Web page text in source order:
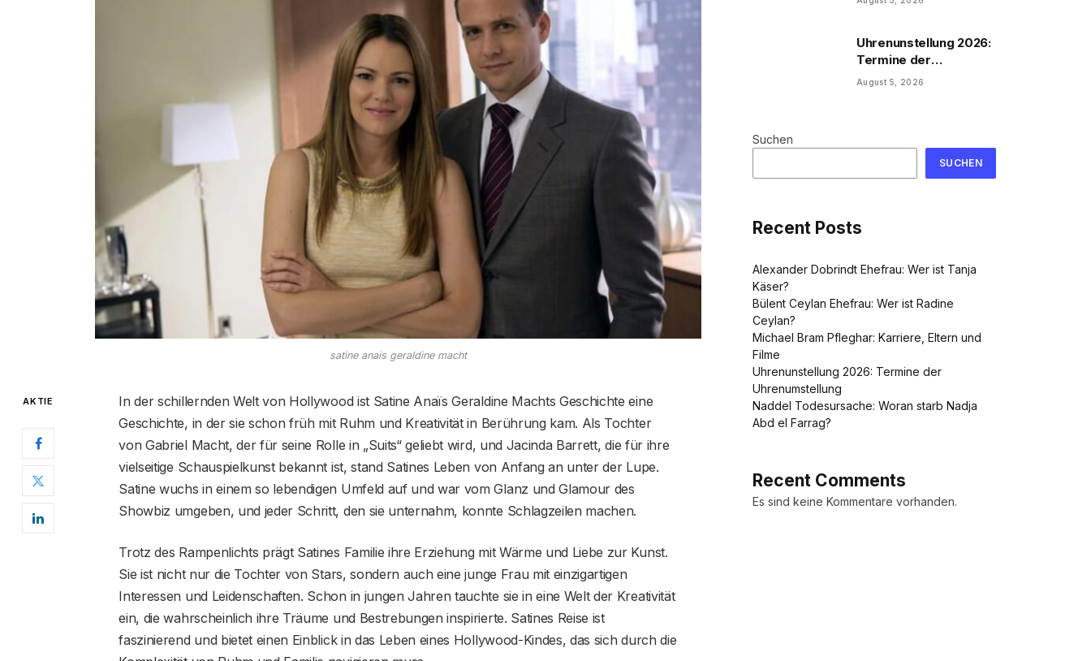
satine anais geraldine macht
AKTIE
In der schillernden Welt von Hollywood ist Satine Anaïs Geraldine Machts Geschichte eine
Geschichte, in der sie schon früh mit Ruhm und Kreativität in Berührung kam. Als Tochter
von Gabriel Macht, der für seine Rolle in „Suits“ geliebt wird, und Jacinda Barrett, die für ihre
vielseitige Schauspielkunst bekannt ist, stand Satines Leben von Anfang an unter der Lupe.
Satine wuchs in einem so lebendigen Umfeld auf und war vom Glanz und Glamour des
Showbiz umgeben, und jeder Schritt, den sie unternahm, konnte Schlagzeilen machen.
Trotz des Rampenlichts prägt Satines Familie ihre Erziehung mit Wärme und Liebe zur Kunst.
Sie ist nicht nur die Tochter von Stars, sondern auch eine junge Frau mit einzigartigen
Interessen und Leidenschaften. Schon in jungen Jahren tauchte sie in eine Welt der Kreativität
ein, die wahrscheinlich ihre Träume und Bestrebungen inspirierte. Satines Reise ist
faszinierend und bietet einen Einblick in das Leben eines Hollywood-Kindes, das sich durch die
Uhrenunstellung 2026:
Termine der
Uhrenumstellung
August 5, 2026
Suchen
SUCHEN
Recent Posts
Alexander Dobrindt Ehefrau: Wer ist Tanja
Käser?
Bülent Ceylan Ehefrau: Wer ist Radine
Ceylan?
Michael Bram Pfleghar: Karriere, Eltern und
Filme
Uhrenunstellung 2026: Termine der
Uhrenumstellung
Naddel Todesursache: Woran starb Nadja
Abd el Farrag?
Recent Comments
Es sind keine Kommentare vorhanden.